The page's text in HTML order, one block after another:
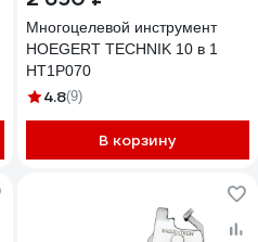
Многоцелевой инструмент
HOEGERT TECHNIK 10 в 1
HT1P070
4.8(9)
В корзину